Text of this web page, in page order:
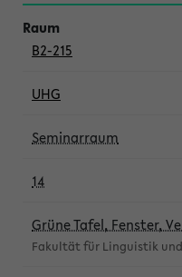
B2-215
UHG
Seminarraum
14
Grüne Tafel, Fenster,
Fakultät für Linguistik